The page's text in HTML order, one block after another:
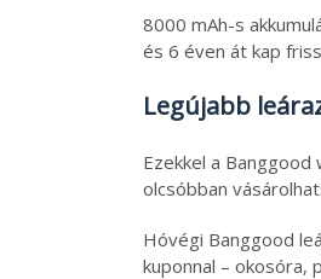
8000 mAh-s
és 6 éven át kap
Legújabb
Ezekkel a
olcsóbban
Hóvégi Banggood
kuponnal –